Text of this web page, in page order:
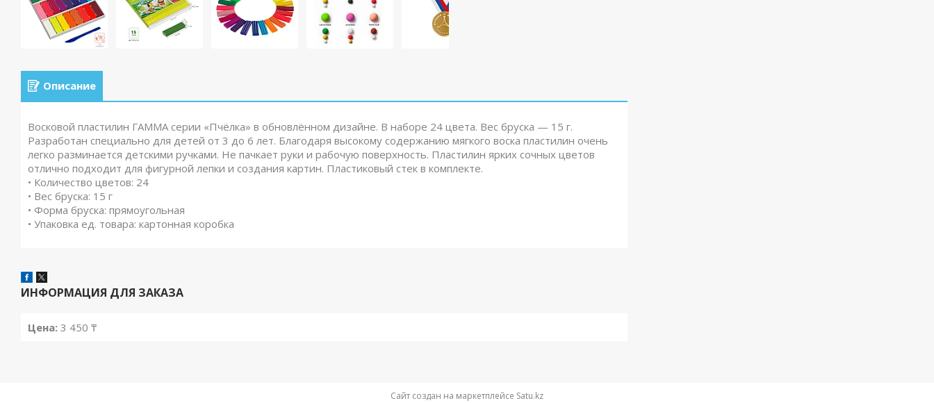
Описание
Восковой пластилин ГАММА серии «Пчёлка» в обновлённом дизайне. В наборе 24 цвета. Вес бруска — 15 г.
Разработан специально для детей от 3 до 6 лет. Благодаря высокому содержанию мягкого воска пластилин очень
легко разминается детскими ручками. Не пачкает руки и рабочую поверхность. Пластилин ярких сочных цветов
отлично подходит для фигурной лепки и создания картин. Пластиковый стек в комплекте.
• Количество цветов: 24
• Вес бруска: 15 г
• Форма бруска: прямоугольная
• Упаковка ед. товара: картонная коробка
ИНФОРМАЦИЯ ДЛЯ ЗАКАЗА
Цена: 3 450 ₸
Сайт создан на маркетплейсе Satu.kz